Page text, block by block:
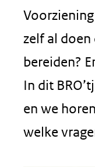
zelf al
bereiden?
In dit
en we
welke